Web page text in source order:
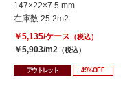
147×22×7.5 mm
在庫数 25.2m2
￥5,135/ケース （税込）
￥5,903/m2 （税込）
アウトレット 49%OFF